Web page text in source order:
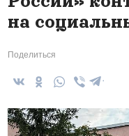
на
Поделиться